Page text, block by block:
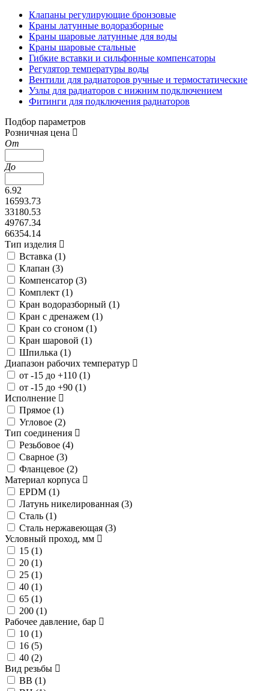
Клапаны регулирующие бронзовые
Краны латунные водоразборные
Краны шаровые латунные для воды
Краны шаровые стальные
Гибкие вставки и сильфонные компенсаторы
Регулятор температуры воды
Вентили для радиаторов ручные и термостатические
Узлы для радиаторов с нижним подключением
Фитинги для подключения радиаторов
Подбор параметров
Розничная цена
От
До
6.92
16593.73
33180.53
49767.34
66354.14
Тип изделия
Вставка (1)
Клапан (3)
Компенсатор (3)
Комплект (1)
Кран водоразборный (1)
Кран с дренажем (1)
Кран со сгоном (1)
Кран шаровой (1)
Шпилька (1)
Диапазон рабочих температур
от -15 до +110 (1)
от -15 до +90 (1)
Исполнение
Прямое (1)
Угловое (2)
Тип соединения
Резьбовое (4)
Сварное (3)
Фланцевое (2)
Материал корпуса
EPDM (1)
Латунь никелированная (3)
Сталь (1)
Сталь нержавеющая (3)
Условный проход, мм
15 (1)
20 (1)
25 (1)
40 (1)
65 (1)
200 (1)
Рабочее давление, бар
10 (1)
16 (5)
40 (2)
Вид резьбы
ВВ (1)